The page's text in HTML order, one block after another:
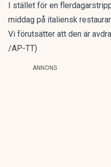
I stället för en
middag på italiensk
Vi förutsätter att den är
/AP-TT)
ANNONS